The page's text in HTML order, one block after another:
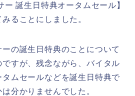
ー 誕生日特典オータムセール】
ることにしました。
の誕生日特典のことについて
すが、残念ながら、バイタル
ムセールなどを誕生日特典で
分かりませんでした。